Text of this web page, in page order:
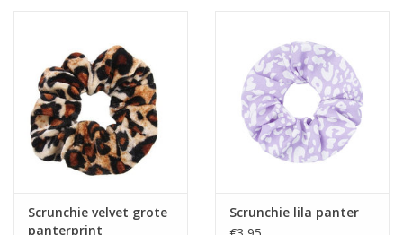
Scrunchie velvet grote
panterprint
Scrunchie lila panter